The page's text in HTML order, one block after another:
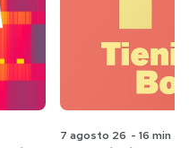
7 agosto 26 - 16 min